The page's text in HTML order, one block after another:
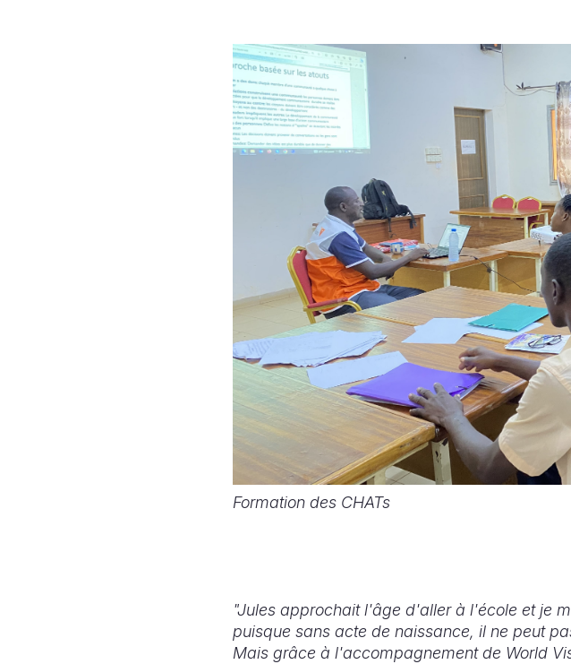
Formation des CHATs
"Jules approchait l'âge d'aller à l'école et je
puisque sans acte de naissance, il ne peut
Mais grâce à l'accompagnement de World